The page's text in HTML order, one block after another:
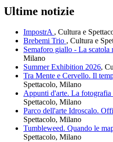
Ultime notizie
ImpostrA , Cultura e
Brebemi Trio , Cultura e
Semaforo giallo - La scatola
Milano
Summer Exhibition 2026,
Tra Mente e Cervello. Il
Spettacolo, Milano
Appunti d'arte. La fotografia
Spettacolo, Milano
Parco dell'arte Idroscalo.
Spettacolo, Milano
Tumbleweed. Quando le
Spettacolo, Milano